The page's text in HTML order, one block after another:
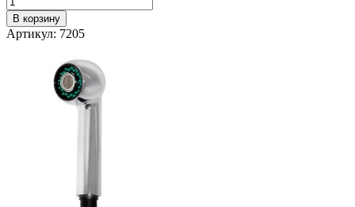
В корзину
Артикул: 7205